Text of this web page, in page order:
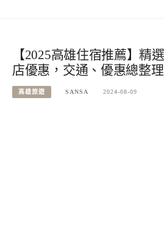
【2025高雄住宿推薦】精
店優惠，交通、優惠總整
高雄旅遊 SANSA 2024-08-09